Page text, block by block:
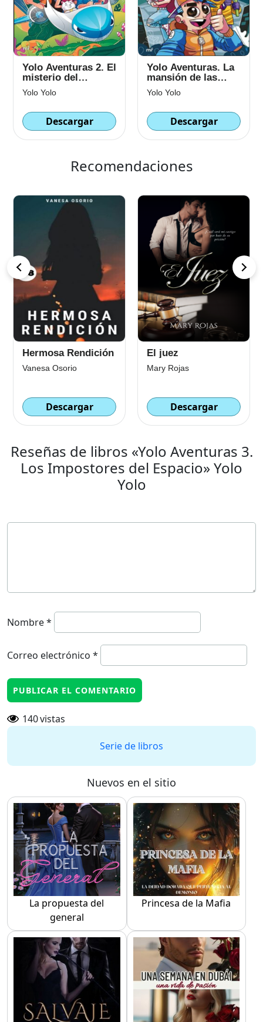
Yolo Aventuras 2. El
misterio del
Amazonas
Yolo Yolo
Descargar
Yolo Aventuras. La
mansión de las
pesadillas
Yolo Yolo
Descargar
Recomendaciones
Hermosa Rendición
Vanesa Osorio
Descargar
El juez
Mary Rojas
Descargar
Reseñas de libros «Yolo Aventuras 3.
Los Impostores del Espacio» Yolo
Yolo
Nombre*
Correo electrónico *
140vistas
Serie de libros
Nuevos en el sitio
La propuesta del
general
Princesa de la Mafia